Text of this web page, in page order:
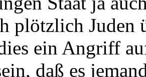
plötzlich Juden
ein Angriff
daß es